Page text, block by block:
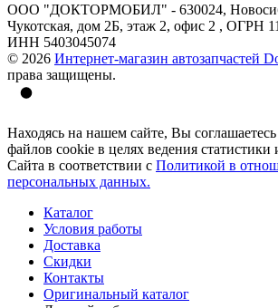
ООО "ДОКТОРМОБИЛ" - 630024,
Чукотская, дом 2Б, этаж 2, офис 2 , ОГРН
ИНН 5403045074
© 2026 Интернет-магазин автозапчастей
права защищены.
Находясь на нашем сайте, Вы
файлов cookie в целях ведения статистики
Сайта в соответствии с Политикой в
персональных данных.
Каталог
Условия работы
Доставка
Скидки
Контакты
Оригинальный каталог